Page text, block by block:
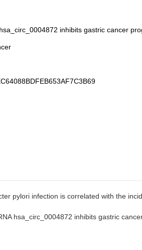
inhibits gastric cancer
pylori infection is correlated with the
hsa_circ_0004872 inhibits gastric